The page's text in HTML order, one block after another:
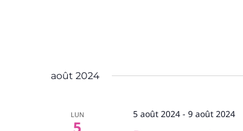
août 2024
LUN 5 août 2024- 9 août 2024